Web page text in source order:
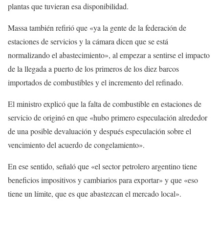
plantas que tuvieran esa disponibilidad.
Massa también refirió que «ya la gente de la federación de
estaciones de servicios y la cámara dicen que se está
normalizando el abastecimiento», al empezar a sentirse el impacto
de la llegada a puerto de los primeros de los diez barcos
importados de combustibles y el incremento del refinado.
El ministro explicó que la falta de combustible en estaciones de
servicio de originó en que «hubo primero especulación alrededor
de una posible devaluación y después especulación sobre el
vencimiento del acuerdo de congelamiento».
En ese sentido, señaló que «el sector petrolero argentino tiene
beneficios impositivos y cambiarios para exportar» y que «eso
tiene un límite, que es que abastezcan el mercado local».